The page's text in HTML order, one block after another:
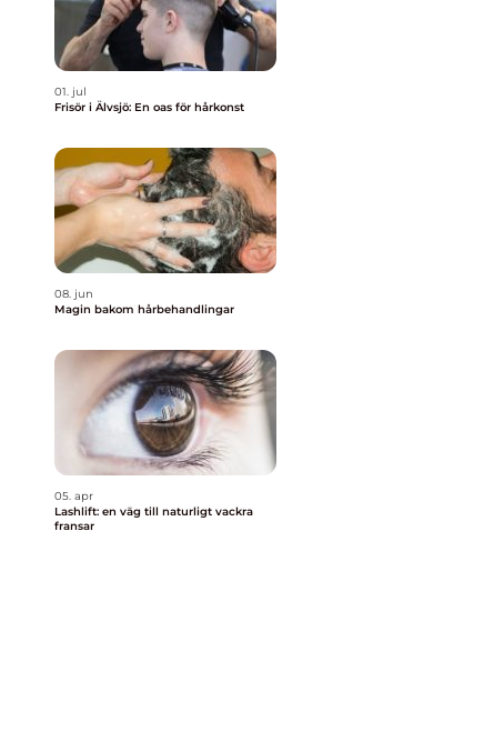
01. jul
Frisör i Älvsjö: En oas för hårkonst
08. jun
Magin bakom hårbehandlingar
05. apr
Lashlift: en väg till naturligt vackra
fransar